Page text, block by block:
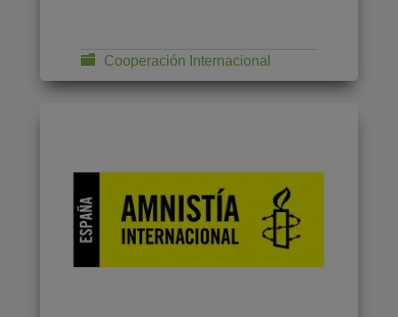
Cooperación Internacional